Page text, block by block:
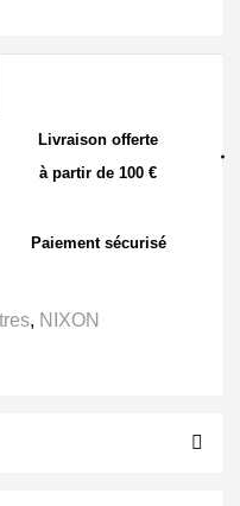
Livraison offerte
à partir de 100 €
Paiement sécurisé
, NIXON